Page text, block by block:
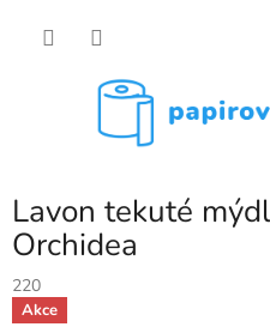
Lavon tekuté
Orchidea
220
Akce